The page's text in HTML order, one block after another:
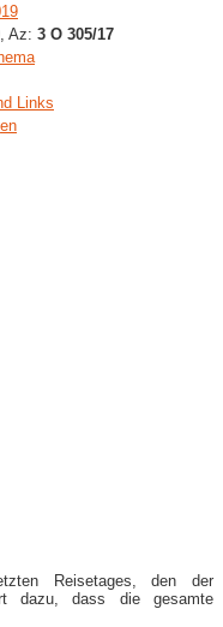
Az: 3 O 305/17
Links
Reisetages, den der
dazu, dass die gesamte